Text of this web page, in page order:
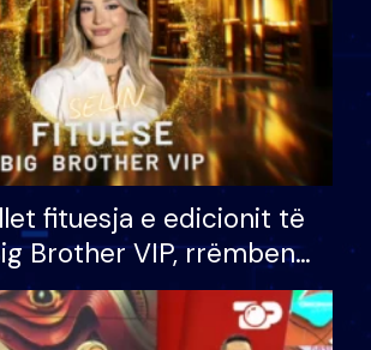
fituesja e edicionit të
Brother VIP, rrëmben
prej 100 mijë eurosh